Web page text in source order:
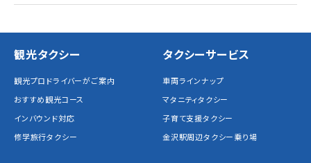
観光タクシー
観光プロドライバーがご案内
おすすめ観光コース
インバウンド対応
修学旅行タクシー
タクシーサービス
車両ラインナップ
マタニティタクシー
子育て支援タクシー
金沢駅周辺タクシー乗り場